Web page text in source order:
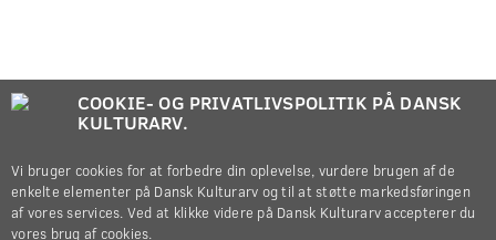
COOKIE- OG PRIVATLIVSPOLITIK PÅ DANSK
KULTURARV.
Vi bruger cookies for at forbedre din oplevelse, vurdere brugen af de
enkelte elementer på Dansk Kulturarv og til at støtte markedsføringen
af vores services. Ved at klikke videre på Dansk Kulturarv accepterer du
vores brug af cookies.